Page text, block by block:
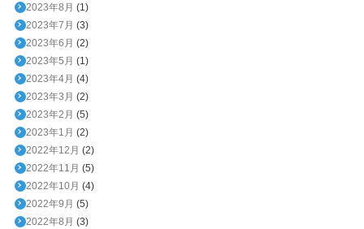
2023年8月 (1)
2023年7月 (3)
2023年6月 (2)
2023年5月 (1)
2023年4月 (4)
2023年3月 (2)
2023年2月 (5)
2023年1月 (2)
2022年12月 (2)
2022年11月 (5)
2022年10月 (4)
2022年9月 (5)
2022年8月 (3)